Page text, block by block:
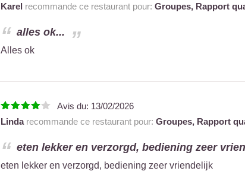
Karel recommande ce restaurant pour: Groupes, Rapport
alles ok...
Alles ok
Avis du: 13/02/2026
Lindarecommande ce restaurant pour: Groupes, Rapport
eten lekker en verzorgd, bediening zeer
eten lekker en verzorgd, bediening zeer vriendelijk